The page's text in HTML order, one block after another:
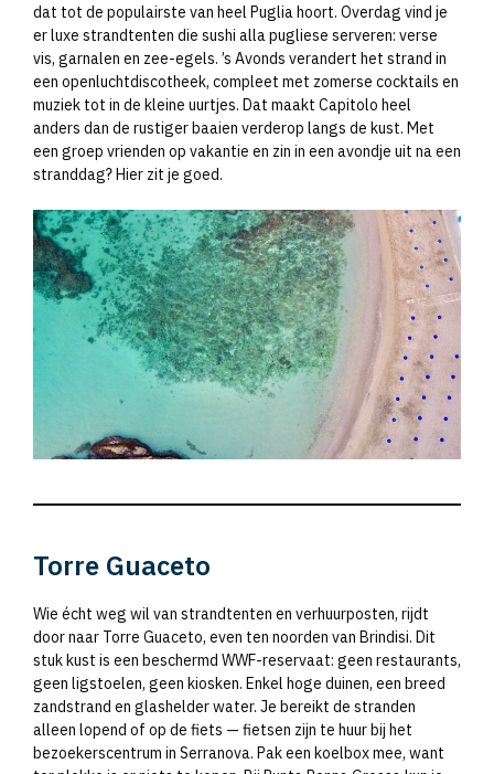
dat tot de populairste van heel Puglia hoort. Overdag vind je
er luxe strandtenten die sushi alla pugliese serveren: verse
vis, garnalen en zee-egels. ’s Avonds verandert het strand in
een openluchtdiscotheek, compleet met zomerse cocktails en
muziek tot in de kleine uurtjes. Dat maakt Capitolo heel
anders dan de rustiger baaien verderop langs de kust. Met
een groep vrienden op vakantie en zin in een avondje uit na een
stranddag? Hier zit je goed.
Torre Guaceto
Wie écht weg wil van strandtenten en verhuurposten, rijdt
door naar Torre Guaceto, even ten noorden van Brindisi. Dit
stuk kust is een beschermd WWF-reservaat: geen restaurants,
geen ligstoelen, geen kiosken. Enkel hoge duinen, een breed
zandstrand en glashelder water. Je bereikt de stranden
alleen lopend of op de fiets — fietsen zijn te huur bij het
bezoekerscentrum in Serranova. Pak een koelbox mee, want